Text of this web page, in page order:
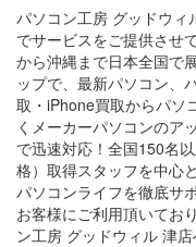
パソコン工房 グッドウィ
でサービスをご提供させ
から沖縄まで日本全国で
ップで、最新パソコン、
取・iPhone買取からパソ
くメーカーパソコンのア
で迅速対応！全国150名
格）取得スタッフを中心
パソコンライフを徹底サ
お客様にご利用頂いてお
ン工房 グッドウィル 津